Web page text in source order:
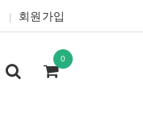
회원가입
0